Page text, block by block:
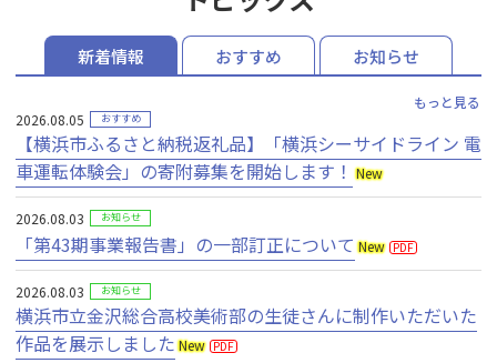
もっと見る
新着情報 おすすめ お知らせ
2026.08.05 おすすめ
【横浜市ふるさと納税返礼品】「横浜シーサイドライン 電
車運転体験会」の寄附募集を開始します！ New
2026.08.03 お知らせ
「第43期事業報告書」の一部訂正について New PDF
2026.08.03 お知らせ
横浜市立金沢総合高校美術部の生徒さんに制作いただいた
作品を展示しました New PDF